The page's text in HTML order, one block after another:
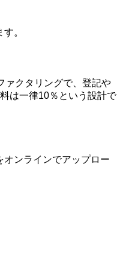
。
ァクタリングで、登記や
は一律10％という設計で
ンラインでアップロー